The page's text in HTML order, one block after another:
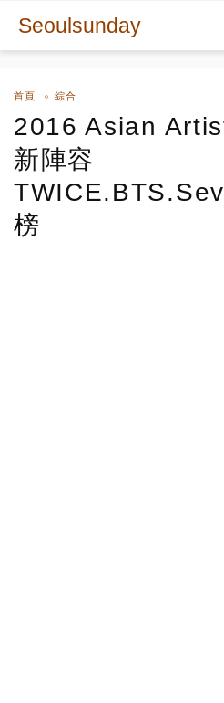
Seoulsunday
首頁 綜合
2016 Asian
新陣容
榜